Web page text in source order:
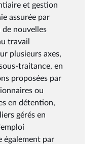
et gestion
assurée par
nouvelles
travail
plusieurs axes,
traitance, en
proposées par
ou
en détention,
gérés en
également par